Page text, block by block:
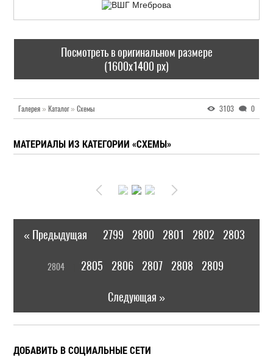
Посмотреть в оригинальном размере
(1600x1400 px)
Галерея » Каталог» Схемы 3103 0
МАТЕРИАЛЫ ИЗ КАТЕГОРИИ «СХЕМЫ»
« Предыдущая 2799 2800 2801 2802 2803
2804 2805 2806 2807 2808 2809
Следующая »
ДОБАВИТЬ В СОЦИАЛЬНЫЕ СЕТИ